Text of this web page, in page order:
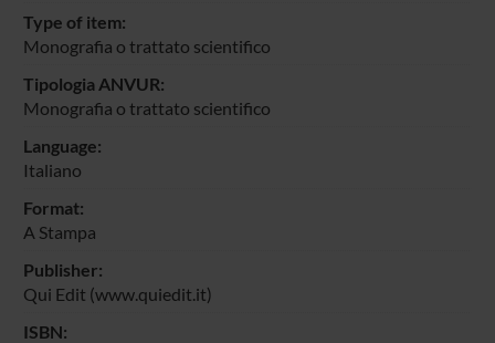
Type of item:
Monografia o trattato scientifico
Tipologia ANVUR:
Monografia o trattato scientifico
Language:
Italiano
Format:
A Stampa
Publisher:
Qui Edit (www.quiedit.it)
ISBN: